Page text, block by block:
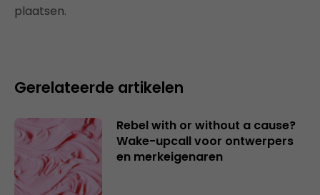
plaatsen.
Gerelateerde artikelen
Rebel with or without a cause?
Wake-upcall voor ontwerpers
en merkeigenaren